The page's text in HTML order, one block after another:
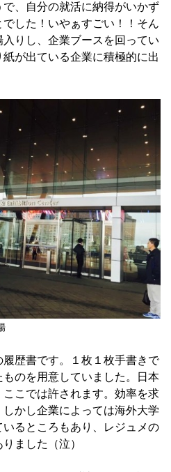
、自分の就活に納得がいかず
した！いやぁすごい！！そん
りし、企業ブースを回ってい
が出ている企業に積極的に出
歴書です。１枚１枚手書きで
のを用意していました。日本
こでは許されます。効率を求
かし企業によっては海外大学
るところもあり、レジュメの
ました（泣）